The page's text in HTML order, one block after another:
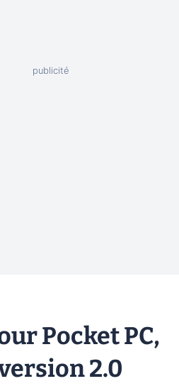
Pocket PC,
2.0